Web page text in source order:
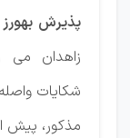
پذیرش بهورز مورخ
زاهدان می
شکایات
مذکور، پیش